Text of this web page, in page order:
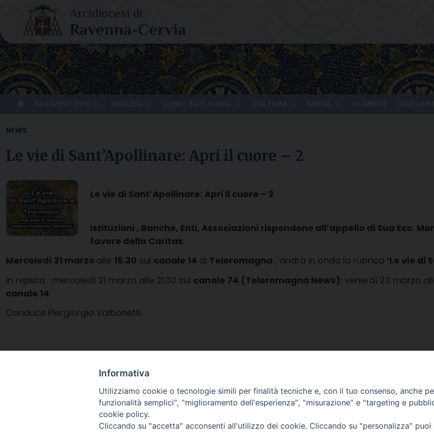
content
NEWS
Le vie di Sant’Apollinare: Apri il cuore – 2
Le vie di Sant’Apollinare: Apri il cuore – 2
Istituzioni , Banche, Enti, Associazioni rispondono all’appello di Sua Ecc.
favore della Caritas.
Mercoledì 21 marzo alle 15.30 sul canale 14 di Teleromagna , andrà in onda la rubrica ‘Le vie di
In replica : mercoledì 21 marzo alle 21.30 sul canale 74 (Teleromagna News); venerdì 23 marzo
canale 14.
Conduce Piergiorgio Valbonetti.
apri_il_cuore_2012-2
Informativa
Utilizziamo cookie o tecnologie simili per finalità tecniche e, con il tuo consenso, anche
funzionalità semplici", "miglioramento dell'esperienza", "misurazione" e "targeting e
cookie policy.
Cliccando su "accetta" acconsenti all'utilizzo dei cookie. Cliccando su "personalizza"